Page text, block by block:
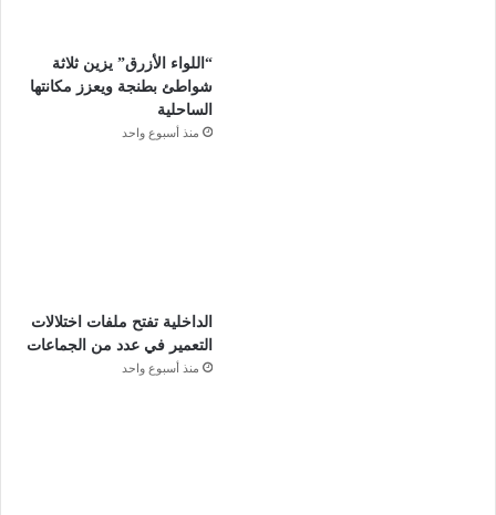
“اللواء الأزرق” يزين ثلاثة
شواطئ بطنجة ويعزز مكانتها
الساحلية
منذ أسبوع واحد
الداخلية تفتح ملفات اختلالات
التعمير في عدد من الجماعات
منذ أسبوع واحد